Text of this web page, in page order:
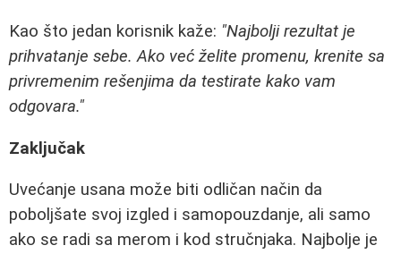
Kao što jedan korisnik kaže: "Najbolji rezultat je
prihvatanje sebe. Ako već želite promenu, krenite sa
privremenim rešenjima da testirate kako vam
odgovara."
Zaključak
Uvećanje usana može biti odličan način da
poboljšate svoj izgled i samopouzdanje, ali samo
ako se radi sa merom i kod stručnjaka. Najbolje je